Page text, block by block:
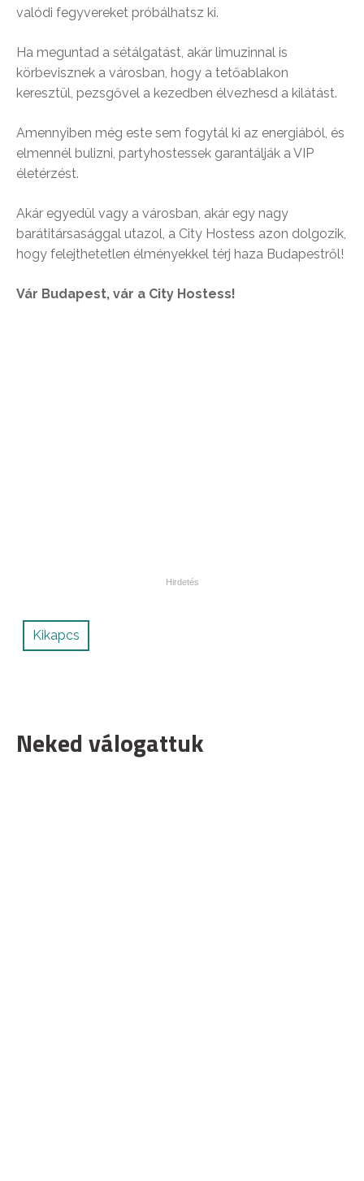
valódi fegyvereket próbálhatsz ki.
Ha meguntad a sétálgatást, akár limuzinnal is
körbevisznek a városban, hogy a tetőablakon
keresztül, pezsgővel a kezedben élvezhesd a kilátást.
Amennyiben még este sem fogytál ki az energiából, és
elmennél bulizni, partyhostessek garantálják a VIP
életérzést.
Akár egyedül vagy a városban, akár egy nagy
barátitársasággal utazol, a City Hostess azon dolgozik,
hogy felejthetetlen élményekkel térj haza Budapestről!
Vár Budapest, vár a City Hostess!
Kikapcs
Neked válogattuk